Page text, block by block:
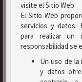
visite el Sitio Web.
El Sitio Web
servicios y datos.
para realizar un
responsabilidad se
Un uso de la
y datos